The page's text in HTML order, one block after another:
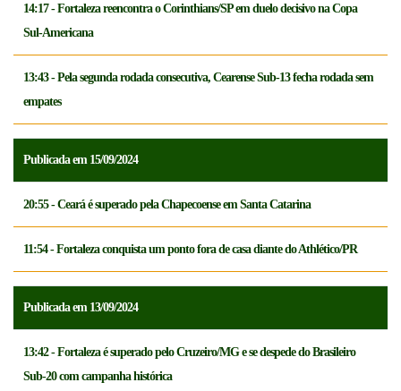
14:17 - Fortaleza reencontra o Corinthians/SP em duelo decisivo na Copa
Sul-Americana
13:43 - Pela segunda rodada consecutiva, Cearense Sub-13 fecha rodada sem
empates
Publicada em 15/09/2024
20:55 - Ceará é superado pela Chapecoense em Santa Catarina
11:54 - Fortaleza conquista um ponto fora de casa diante do Athlético/PR
Publicada em 13/09/2024
13:42 - Fortaleza é superado pelo Cruzeiro/MG e se despede do Brasileiro
Sub-20 com campanha histórica